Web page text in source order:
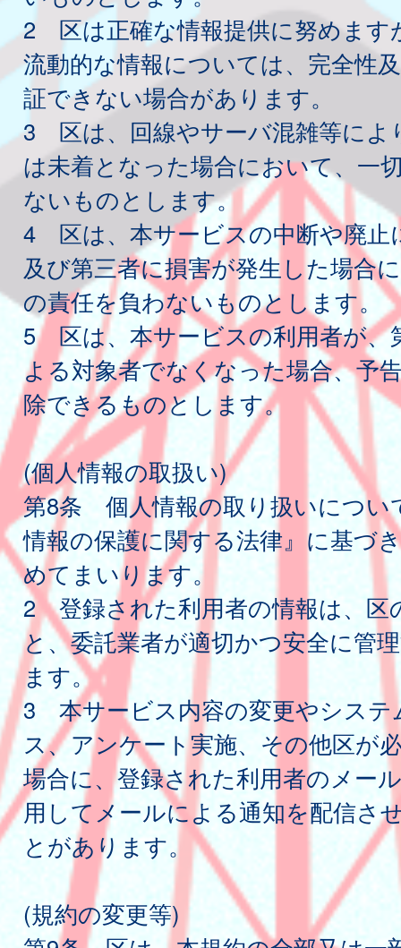
2 区は正確な情報提供に努めます
流動的な情報については、完全性
証できない場合があります。
3 区は、回線やサーバ混雑等によ
は未着となった場合において、一
ないものとします。
4 区は、本サービスの中断や廃止
及び第三者に損害が発生した場合
の責任を負わないものとします。
5 区は、本サービスの利用者が、
よる対象者でなくなった場合、予
除できるものとします。
(個人情報の取扱い)
第8条 個人情報の取り扱いについ
情報の保護に関する法律』に基づ
めてまいります。
2 登録された利用者の情報は、区
と、委託業者が適切かつ安全に管
ます。
3 本サービス内容の変更やシステ
ス、アンケート実施、その他区が
場合に、登録された利用者のメー
用してメールによる通知を配信さ
とがあります。
(規約の変更等)